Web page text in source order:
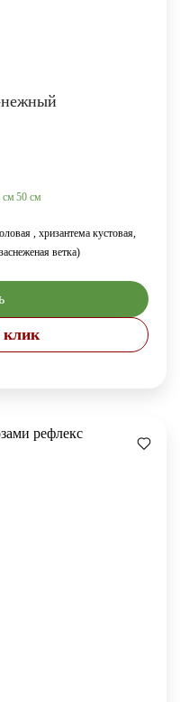
нежный
см 50 см
, хризантема кустовая,
ветка)